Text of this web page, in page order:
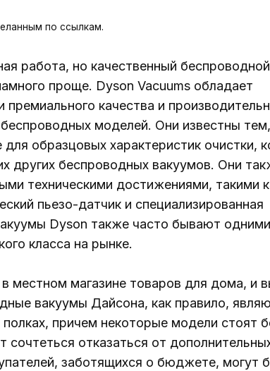
по ссылкам.
работа, но качественный беспроводной
проще. Dyson Vacuums обладает
качества и
моделей. Они известны
образцовых характеристик очистки,
других беспроводных вакуумов. Они
техническими достижениями, такими
пьезо-датчик и специализированная
Dyson также часто бывают
класса на рынке.
местном магазине товаров для дома, и
вакуумы Дайсона, как правило,
причем некоторые модели стоят
сочтеться отказаться от
заботящихся о бюджете, могут